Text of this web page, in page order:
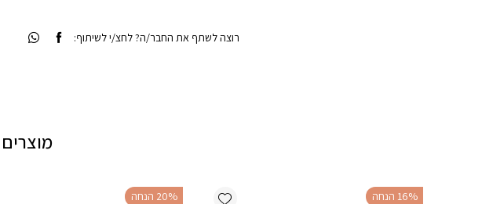
רוצה לשתף את החבר/ה? לחצ/י לשיתוף:
Add wishlist ‫16% הנחה ‫20% הנחה